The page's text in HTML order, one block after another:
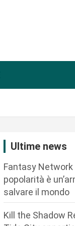
Ultime news
Fantasy Network
popolarità è
salvare il mondo
Kill the Shadow